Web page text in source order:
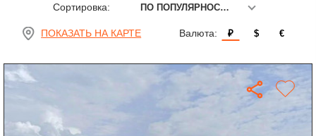
Сортировка: ПО ПОПУЛЯРНОСТИ
ПОКАЗАТЬ НА КАРТЕ Валюта: ₽ $ €